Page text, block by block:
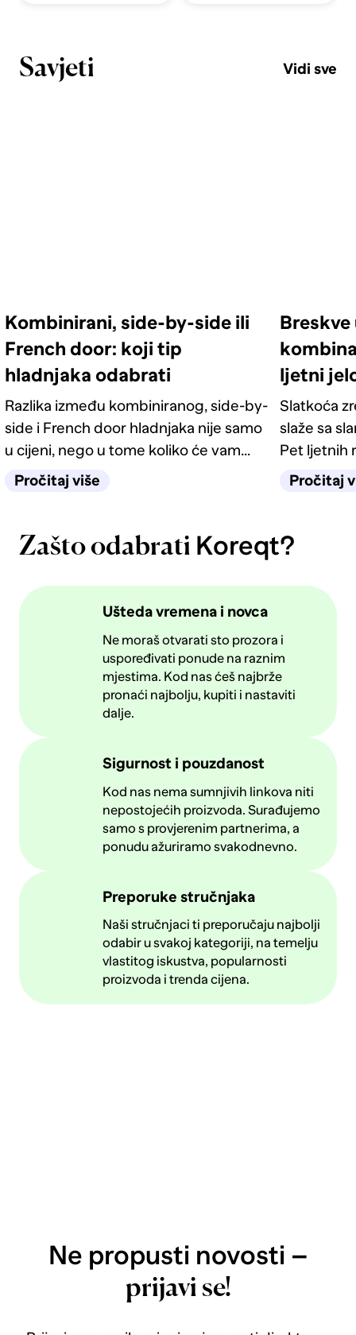
Savjeti Vidi sve
Kombinirani, side-by-side ili
French door: koji tip
hladnjaka odabrati
Razlika između kombiniranog, side-by-
side i French door hladnjaka nije samo
u cijeni, nego u tome koliko će vam
život u kuhinji biti jednostavan
Pročitaj više
ljetni
Slatkoća
slaže sa
Pet ljetnih
kategorije
Pročitaj
Zašto odabrati Koreqt?
Ušteda vremena i novca
Ne moraš otvarati sto prozora i
uspoređivati ponude na raznim
mjestima. Kod nas ćeš najbrže
pronaći najbolju, kupiti i nastaviti
dalje.
Sigurnost i pouzdanost
Kod nas nema sumnjivih linkova niti
nepostojećih proizvoda. Surađujemo
samo s provjerenim partnerima, a
ponudu ažuriramo svakodnevno.
Preporuke stručnjaka
Naši stručnjaci ti preporučaju najbolji
odabir u svakoj kategoriji, na temelju
vlastitog iskustva, popularnosti
proizvoda i trenda cijena.
Ne propusti novosti –
prijavi se!